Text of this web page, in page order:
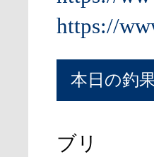
https://
本日の釣
ブリ